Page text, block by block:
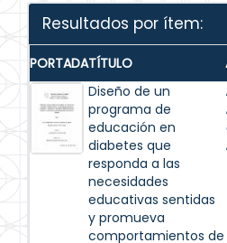
Resultados por ítem:
PORTADATÍTULO
Diseño de un
programa de
educación en
diabetes que
responda a las
necesidades
educativas sentidas
y promueva
comportamientos de